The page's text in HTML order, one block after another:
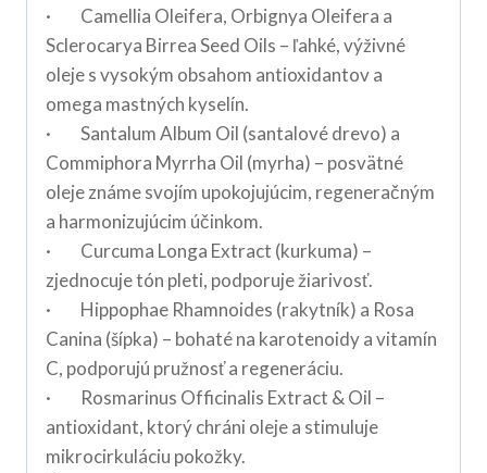
· Camellia Oleifera, Orbignya Oleifera a
Sclerocarya Birrea Seed Oils – ľahké, výživné
oleje s vysokým obsahom antioxidantov a
omega mastných kyselín.
· Santalum Album Oil (santalové drevo) a
Commiphora Myrrha Oil (myrha) – posvätné
oleje známe svojím upokojujúcim, regeneračným
a harmonizujúcim účinkom.
· Curcuma Longa Extract (kurkuma) –
zjednocuje tón pleti, podporuje žiarivosť.
· Hippophae Rhamnoides (rakytník) a Rosa
Canina (šípka) – bohaté na karotenoidy a vitamín
C, podporujú pružnosť a regeneráciu.
· Rosmarinus Officinalis Extract & Oil –
antioxidant, ktorý chráni oleje a stimuluje
mikrocirkuláciu pokožky.